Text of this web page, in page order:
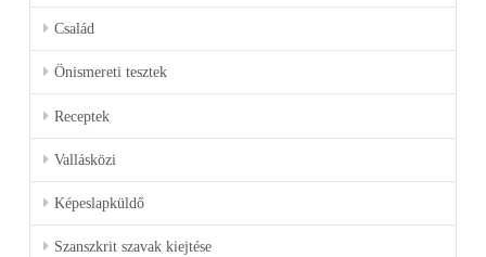
Család
Önismereti tesztek
Receptek
Vallásközi
Képeslapküldő
Szanszkrit szavak kiejtése